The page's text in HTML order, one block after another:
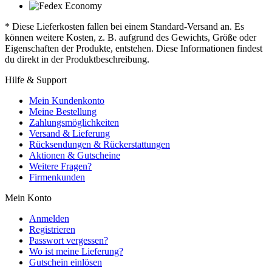
* Diese Lieferkosten fallen bei einem Standard-Versand an. Es
können weitere Kosten, z. B. aufgrund des Gewichts, Größe oder
Eigenschaften der Produkte, entstehen. Diese Informationen findest
du direkt in der Produktbeschreibung.
Hilfe & Support
Mein Kundenkonto
Meine Bestellung
Zahlungsmöglichkeiten
Versand & Lieferung
Rücksendungen & Rückerstattungen
Aktionen & Gutscheine
Weitere Fragen?
Firmenkunden
Mein Konto
Anmelden
Registrieren
Passwort vergessen?
Wo ist meine Lieferung?
Gutschein einlösen